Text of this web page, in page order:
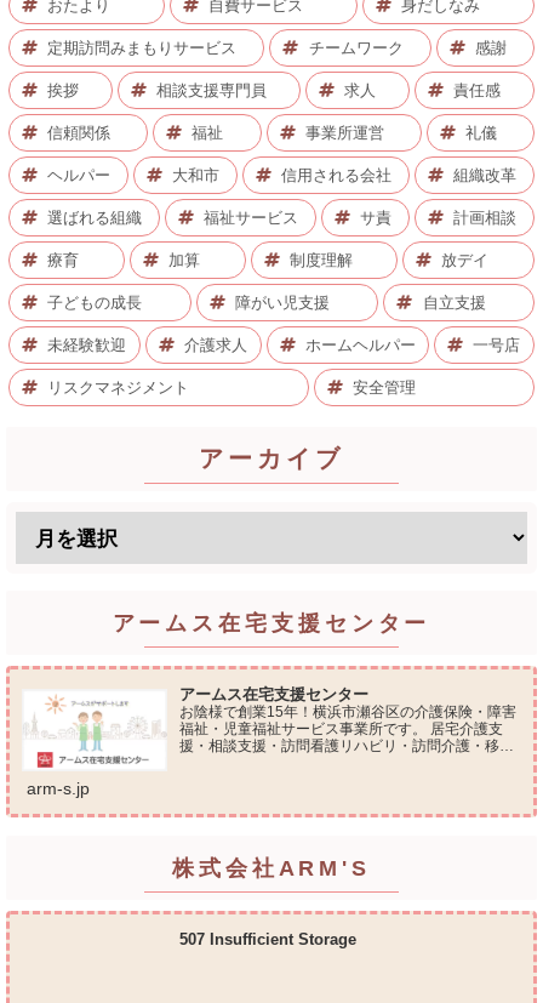
おたより 自費サービス 身だしなみ
定期訪問みまもりサービス チームワーク 感謝
挨拶 相談支援専門員 求人 責任感
信頼関係 福祉 事業所運営 礼儀
ヘルパー 大和市 信用される会社 組織改革
選ばれる組織 福祉サービス サ責 計画相談
療育 加算 制度理解 放デイ
子どもの成長 障がい児支援 自立支援
未経験歓迎 介護求人 ホームヘルパー 一号店
リスクマネジメント 安全管理
アーカイブ
アームス在宅支援センター
アームス在宅支援センター
お陰様で創業15年！横浜市瀬谷区の介護保険・障害
福祉・児童福祉サービス事業所です。 居宅介護支
援・相談支援・訪問看護リハビリ・訪問介護・移動
arm-s.jp
株式会社ARM'S
507 Insufficient Storage